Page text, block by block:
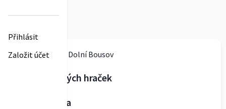
Přihlásit
Založit účet
Infocentrum Dolní Bousov
Výstava starých hraček
Fototechnika